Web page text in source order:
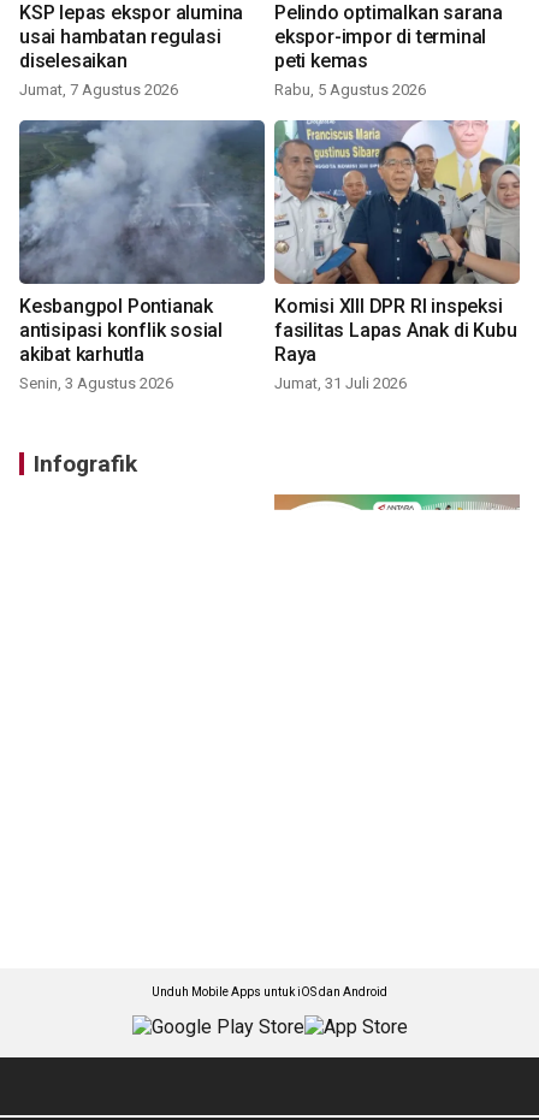
KSP lepas ekspor alumina
usai hambatan regulasi
diselesaikan
Jumat, 7 Agustus 2026
Pelindo optimalkan sarana
ekspor-impor di terminal
peti kemas
Rabu, 5 Agustus 2026
Kesbangpol Pontianak
antisipasi konflik sosial
akibat karhutla
Senin, 3 Agustus 2026
Komisi XIII DPR RI inspeksi
fasilitas Lapas Anak di Kubu
Raya
Jumat, 31 Juli 2026
Infografik
Unduh Mobile Apps untuk iOS dan Android